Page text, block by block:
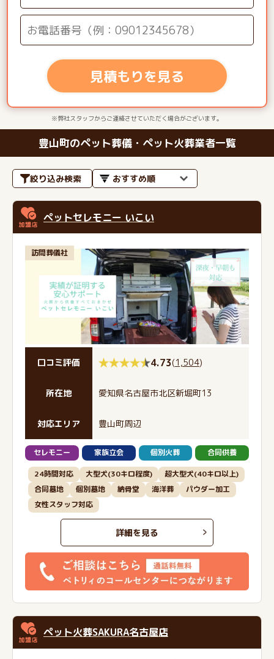
見積もりを見る
※弊社スタッフからご連絡させていただく場合がございます。
豊山町のペット葬儀・ペット火葬業者一覧
絞り込み検索
ペットセレモニー いこい
訪問葬儀社
口コミ評価 4.73(1,504)
所在地 愛知県名古屋市北区新堀町13
対応エリア 豊山町周辺
セレモニー 家族立会 個別火葬 合同供養
24時間対応 大型犬(30キロ程度)
超大型犬(40キロ以上)
合同墓地
個別墓地 納骨堂 海洋葬
パウダー加工
女性スタッフ対応
詳細を見る
ペット火葬SAKURA名古屋店